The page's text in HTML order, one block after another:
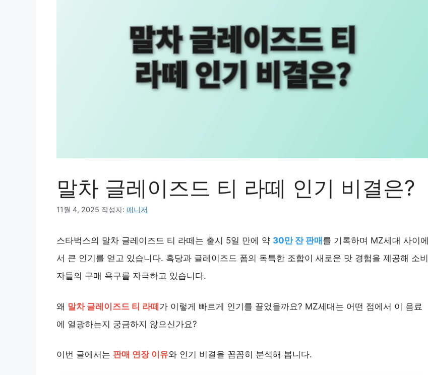
말차 글레이즈드 티 라떼 인기 비결은?
11월 4, 2025 작성자: 매니저
스타벅스의 말차 글레이즈드 티 라떼는 출시 5일 만에 약 30만 잔 판매 를 기록하며 MZ세대 사이에
서 큰 인기를 얻고 있습니다. 흑당과 글레이즈드 폼의 독특한 조합이 새로운 맛 경험을 제공해 소비
자들의 구매 욕구를 자극하고 있습니다.
왜 말차 글레이즈드 티 라떼가 이렇게 빠르게 인기를 끌었을까요? MZ세대는 어떤 점에서 이 음료
에 열광하는지 궁금하지 않으신가요?
이번 글에서는 판매 연장 이유와 인기 비결을 꼼꼼히 분석해 봅니다.